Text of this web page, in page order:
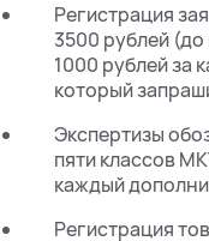
Регистрация
3500 рублей
1000 рублей за
который
Экспертизы
пяти классов
каждый
Регистрация